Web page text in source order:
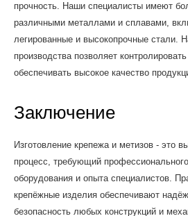
прочность. Наши специалисты имеют
различными металлами и сплавами,
легированные и высокопрочные стали.
производства позволяет
обеспечивать высокое качество
Заключение
Изготовление крепежа и метизов - это
процесс, требующий
оборудования и опыта специалистов.
крепёжные изделия обеспечивают
безопасность любых конструкций и